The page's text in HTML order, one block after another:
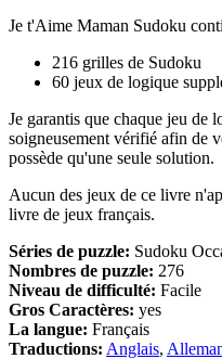
Je t'Aime Maman Sudoku
216 grilles de Sudoku
60 jeux de logique
Je garantis que chaque jeu de
soigneusement vérifié afin de
possède qu'une seule solution.
Aucun des jeux de ce livre
livre de jeux français.
Séries de puzzle: Sudoku
Nombres de puzzle: 276
Niveau de difficulté: Facile
Gros Caractères: yes
La langue: Français
Traductions: Anglais,